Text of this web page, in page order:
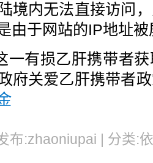
境内无法直接访问
由于网站的IP地址被
有损乙肝携带者获
府关爱乙肝携带者
布:zhaoniupai | 分类: